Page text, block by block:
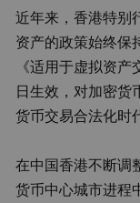
近年来，香港特别
资产的政策始终保
《适用于虚拟资
日生效，对加密货
货币交易合法化时
在中国香港不断调
货币中心城市进程